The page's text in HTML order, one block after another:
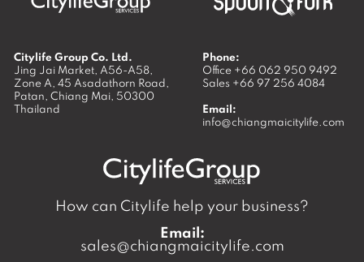
Citylife Group Co. Ltd.
Jing Jai Market, A56-A58,
Zone A, 45 Asadathorn Road,
Patan, Chiang Mai, 50300
Thailand
Phone:
Office +66 062 950 9492
Sales +66 97 256 4084
Email:
info@chiangmaicitylife.com
How can Citylife help your business?
Email:
sales@chiangmaicitylife.com